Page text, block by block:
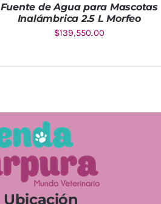
Fuente de Agua para Mascotas
Inalámbrica 2.5 L Morfeo
$139,550.00
Ubicación